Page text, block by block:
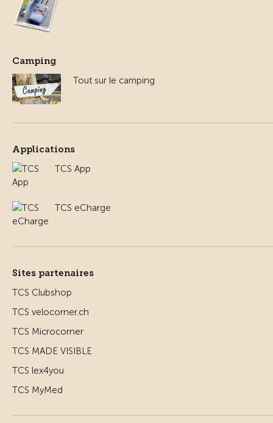
Camping
Tout sur le camping
Applications
TCS App
TCS eCharge
Sites partenaires
TCS Clubshop
TCS velocorner.ch
TCS Microcorner
TCS MADE VISIBLE
TCS lex4you
TCS MyMed